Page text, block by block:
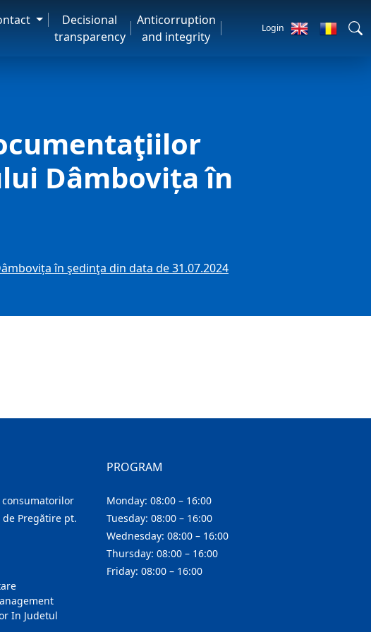
Decisional
transparency
Anticorruption
and integrity
Login
Dâmbovița în
în şedinţa din data de 31.07.2024
Pregătire pt.
In Judetul
PROGRAM
Monday: 08:00 – 16:00
Tuesday: 08:00 – 16:00
Wednesday: 08:00 – 16:00
Thursday: 08:00 – 16:00
Friday: 08:00 – 16:00